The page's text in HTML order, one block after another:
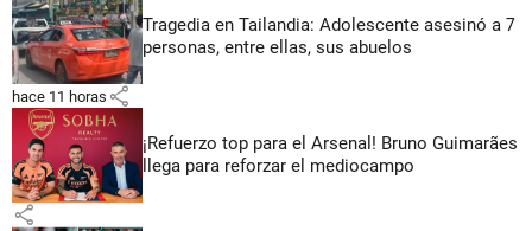
Tragedia en Tailandia: Adolescente asesinó a 7
personas, entre ellas, sus abuelos
hace 11 horas share
¡Refuerzo top para el Arsenal! Bruno Guimarães
llega para reforzar el mediocampo
share